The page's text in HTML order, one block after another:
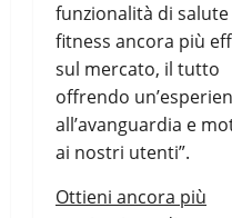
funzionalità di salute
fitness ancora più
sul mercato, il tutto
offrendo
all’avanguardia e
ai nostri utenti”.
Ottieni ancora più